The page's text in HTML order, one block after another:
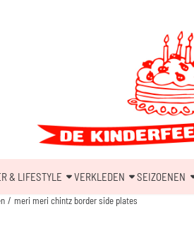
& LIFESTYLE VERKLEDEN SEIZOENEN
/ meri meri chintz border side plates